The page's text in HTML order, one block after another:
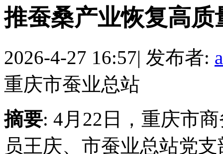
推蚕桑产业恢复高质
2026-4-27 16:57| 发布者:
重庆市蚕业总站
摘要: 4月22日，重庆市
员王庆、市蚕业总站党